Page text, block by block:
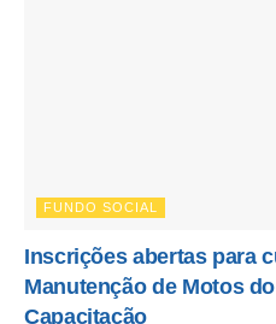
FUNDO SOCIAL
Inscrições abertas para
Manutenção de Motos
Capacitação